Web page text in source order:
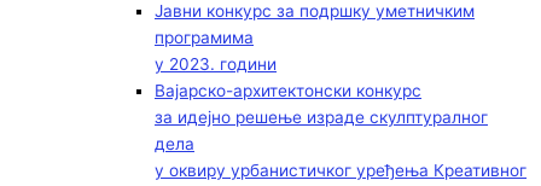
Јавни конкурс за подршку уметничким
програмима
у 2023. години
Вајарско-архитектонски конкурс
за идејно решење израде скулптуралног
дела
у оквиру урбанистичког уређења Креативног